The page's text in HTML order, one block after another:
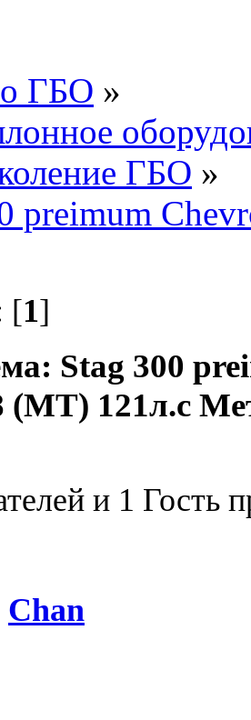
ГБО »
ГБО »
preimum
[1]
Stag 300
(MT) 121л.с
и 1 Гость
Chan